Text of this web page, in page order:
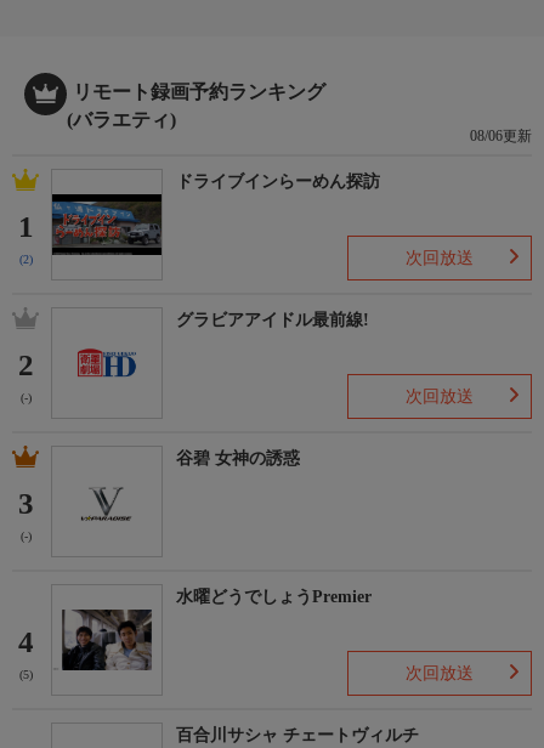
リモート録画予約ランキング
(バラエティ)
08/06更新
1
(2)
ドライブインらーめん探訪
次回放送
2
(-)
グラビアアイドル最前線!
次回放送
3
(-)
谷碧 女神の誘惑
4
(5)
水曜どうでしょうPremier
次回放送
百合川サシャ チェートヴィルチ